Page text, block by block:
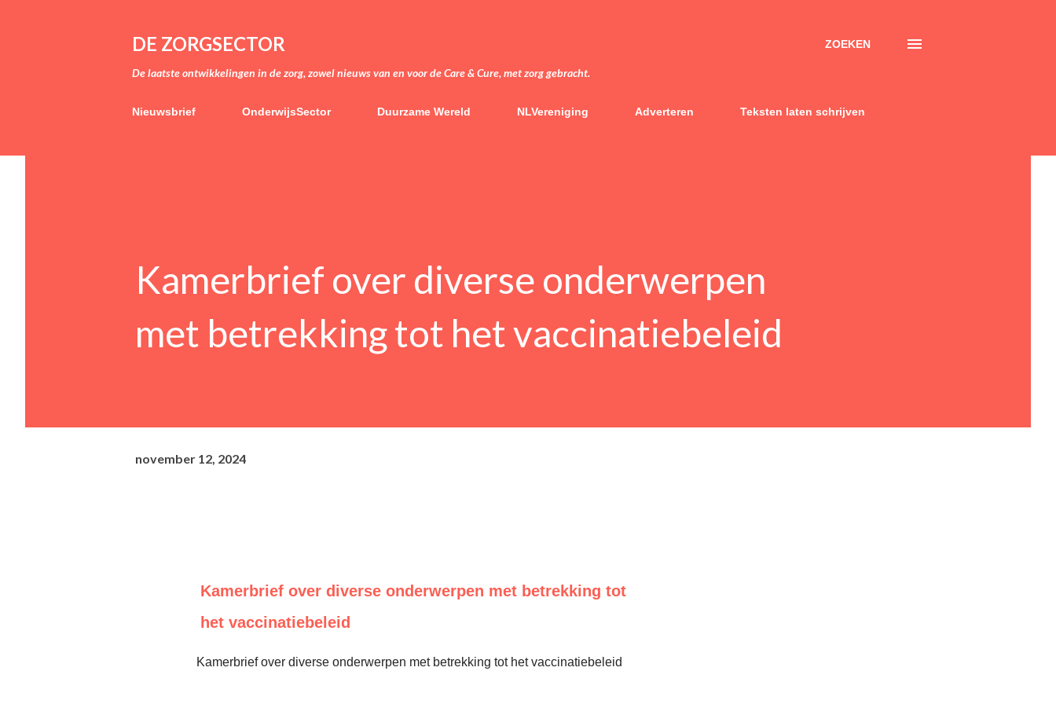
DE ZORGSECTOR
De laatste ontwikkelingen in de zorg, zowel nieuws van en voor de Care & Cure, met zorg gebracht.
ZOEKEN
Nieuwsbrief OnderwijsSector Duurzame Wereld NLVereniging Adverteren Teksten laten schrijven
Kamerbrief over diverse onderwerpen
met betrekking tot het vaccinatiebeleid
november 12, 2024
Kamerbrief over diverse onderwerpen met betrekking tot
het vaccinatiebeleid
Kamerbrief over diverse onderwerpen met betrekking tot het vaccinatiebeleid